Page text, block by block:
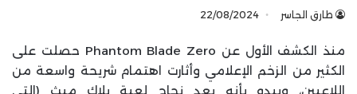
طارق الجاسر 22/08/2024
منذ الكشف الأول عن Phantom Blade Zero حصلت على
الكثير من الزخم الإعلامي وأثارت اهتمام شريحة واسعة من
اللاعبين، ويبدو بأنه بعد نجاح لعبة بلاك ميث (التي